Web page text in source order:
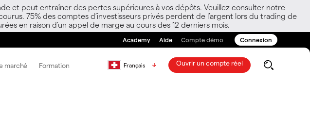
et peut entraîner des pertes supérieures à vos dépôts. Veuillez consulter notre
75% des comptes d’investisseurs privés perdent de l’argent lors du trading de
en raison d’un appel de marge au cours des 12 derniers mois.
Academy Aide Compte démo Connexion
marché Formation Français Ouvrir un compte réel